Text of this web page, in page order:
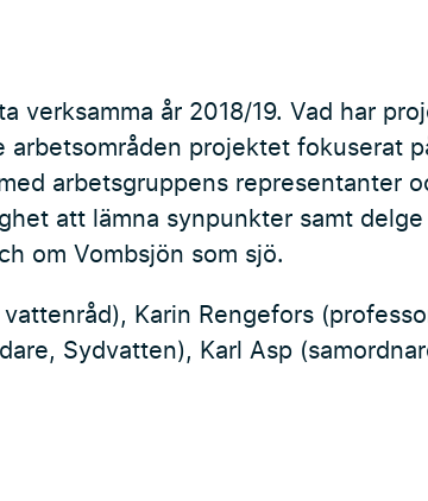
verksamma år 2018/19. Vad har
projektet fokuserat
arbetsgruppens representanter
att lämna synpunkter samt delge
om Vombsjön som sjö.
Karin Rengefors
Sydvatten), Karl Asp